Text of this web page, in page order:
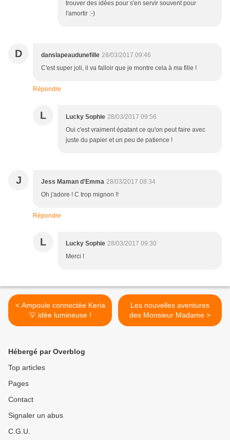
trouver des idées pour s'en servir souvent pour
l'amortir :-)
D danslapeaudunefille 28/03/2017 09:46
C'est super joli, il va falloir que je montre cela à ma fille !
Répondre
L Lucky Sophie 28/03/2017 09:56
Oui c'est vraiment épatant ce qu'on peut faire avec
juste du papier et un peu de patience !
J Jess Maman d'Emma 28/03/2017 08:34
Oh j'adore ! C trop mignon !!
Répondre
L Lucky Sophie 28/03/2017 09:30
Merci !
< Ampoule connectée Keria
💡 idée lumineuse !
Les nouvelles aventures
des Monsieur Madame >
Hébergé par Overblog
Top articles
Pages
Contact
Signaler un abus
C.G.U.